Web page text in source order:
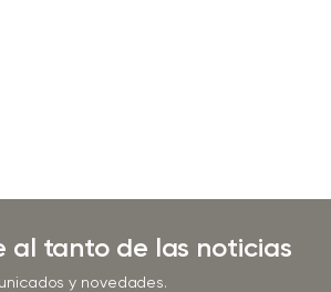
al tanto de las noticias
y novedades.